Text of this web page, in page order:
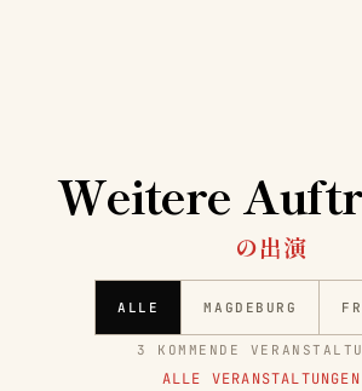
Weitere
の出演
ALLE MAGDEBURG
3 KOMMENDE
ALLE VERANSTALTUNGEN